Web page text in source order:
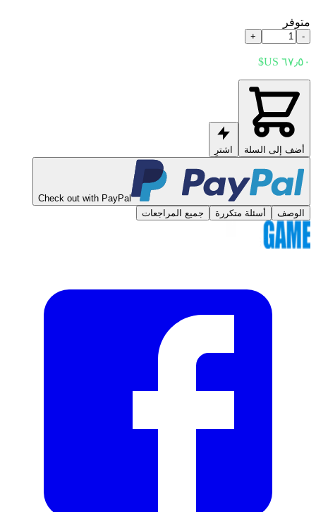
متوفر
-
+
أضف إلى السلة اشترِ
Check out with PayPal
الوصف
أسئلة متكررة جميع المراجعات